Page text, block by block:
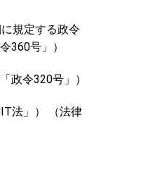
規定する政令
360号」）
政令320号」）
法」） （法律